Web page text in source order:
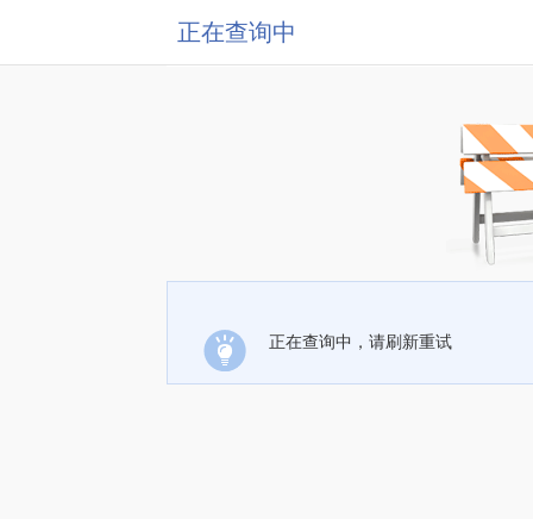
正在查询中
正在查询中，请刷新重试